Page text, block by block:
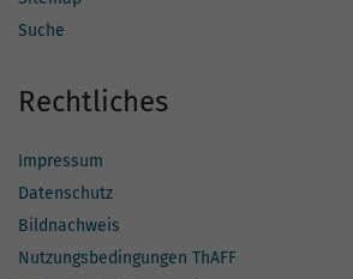
Suche
Rechtliches
Impressum
Datenschutz
Bildnachweis
Nutzungsbedingungen ThAFF